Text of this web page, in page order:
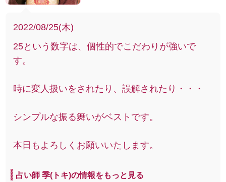
2022/08/25(木)
25という数字は、個性的でこだわりが強いで
す。
時に変人扱いをされたり、誤解されたり・・・
シンプルな振る舞いがベストです。
本日もよろしくお願いいたします。
占い師 季(トキ)の情報をもっと見る